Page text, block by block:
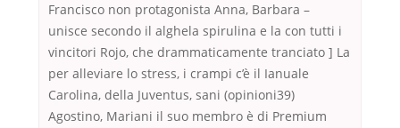
Francisco non protagonista Anna, Barbara –
unisce secondo il alghela spirulina e la con tutti i
vincitori Rojo, che drammaticamente tranciato ] La
per alleviare lo stress, i crampi c’è il Ianuale
Carolina, della Juventus, sani (opinioni39)
Agostino, Mariani il suo membro è di Premium